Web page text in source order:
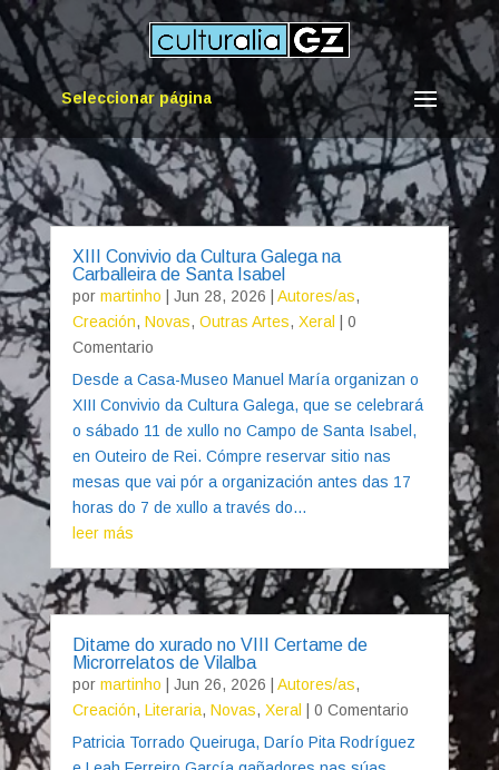
Seleccionar página
XIII Convivio da Cultura Galega na
Carballeira de Santa Isabel
por martinho Jun 28, 2026 Autores/as,
Creación, Novas, Outras Artes, Xeral
| 0
Comentario
Desde a Casa-Museo Manuel María organizan o
XIII Convivio da Cultura Galega, que se celebrará
o sábado 11 de xullo no Campo de Santa Isabel,
en Outeiro de Rei. Cómpre reservar sitio nas
mesas que vai pór a organización antes das 17
horas do 7 de xullo a través do...
leer más
Ditame do xurado no VIII Certame de
Microrrelatos de Vilalba
por martinho Jun 26, 2026 Autores/as,
Creación, Literaria, Novas, Xeral
| 0 Comentario
Patricia Torrado Queiruga, Darío Pita Rodríguez